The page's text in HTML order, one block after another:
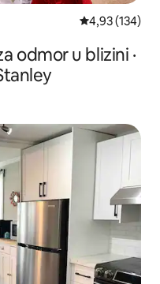
Prosječna
4,93 (134)
odmor u blizini ·